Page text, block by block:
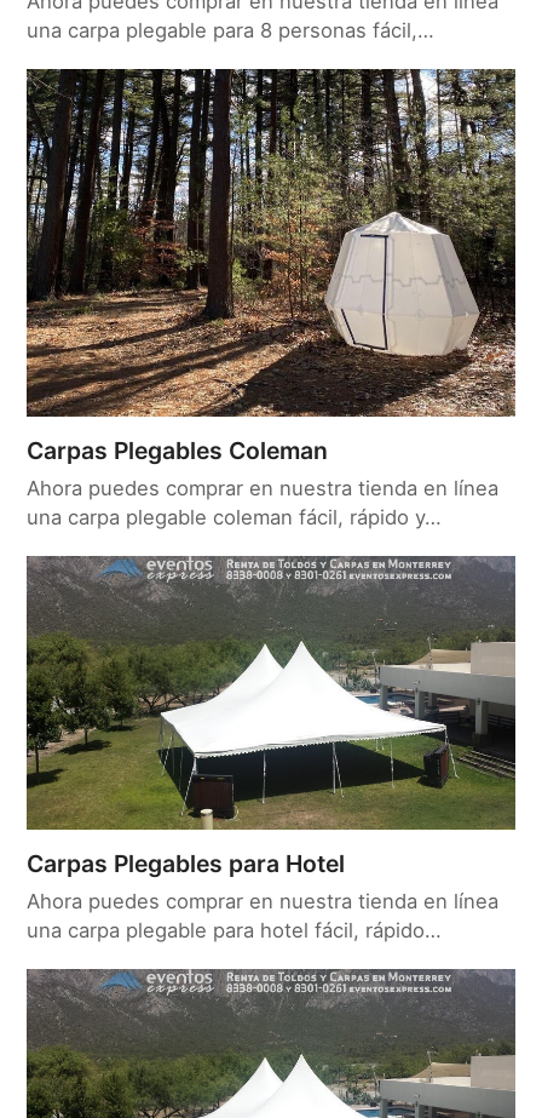
una carpa plegable para 8 personas fácil,…
Carpas Plegables Coleman
Ahora puedes comprar en nuestra tienda en línea
una carpa plegable coleman fácil, rápido y…
Carpas Plegables para Hotel
Ahora puedes comprar en nuestra tienda en línea
una carpa plegable para hotel fácil, rápido…